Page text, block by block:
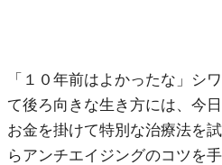
「１０年前はよかったな」シ
て後ろ向きな生き方には、今
お金を掛けて特別な治療法を
らアンチエイジングのコツを